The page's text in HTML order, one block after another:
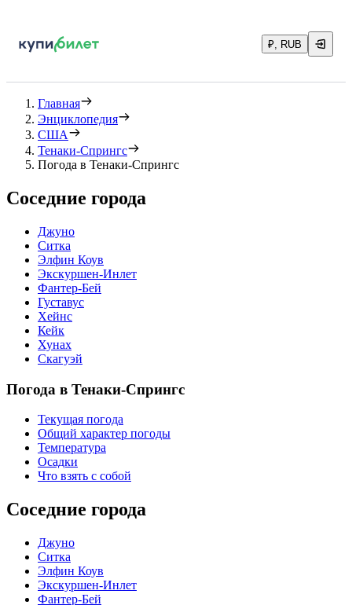
₽, RUB
Главная
Энциклопедия
США
Тенаки-Спрингс
Погода в Тенаки-Спрингс
Соседние города
Джуно
Ситка
Элфин Коув
Экскуршен-Инлет
Фантер-Бей
Густавус
Хейнс
Кейк
Хунах
Скагуэй
Погода в Тенаки-Спрингс
Текущая погода
Общий характер погоды
Температура
Осадки
Что взять с собой
Соседние города
Джуно
Ситка
Элфин Коув
Экскуршен-Инлет
Фантер-Бей